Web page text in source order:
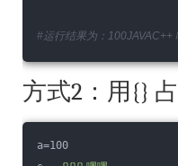
#运行结果为：100JAVAC++
方式2：用{}
a=100